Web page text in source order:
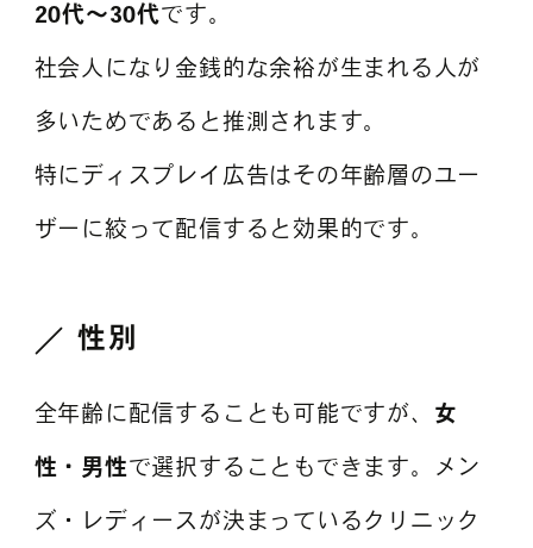
20代～30代です。
社会人になり金銭的な余裕が生まれる人が
多いためであると推測されます。
特にディスプレイ広告はその年齢層のユー
ザーに絞って配信すると効果的です。
性別
全年齢に配信することも可能ですが、 女
性・男性で選択することもできます。メン
ズ・レディースが決まっているクリニック